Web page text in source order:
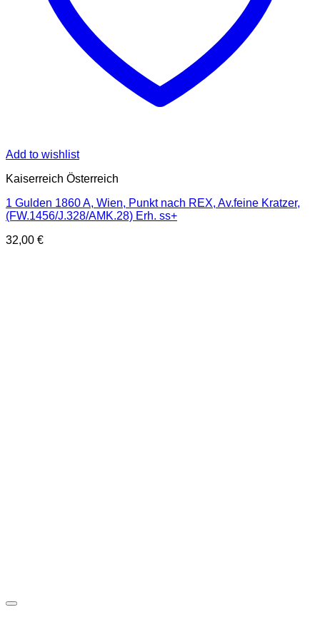
Add to wishlist
Kaiserreich Österreich
1 Gulden 1860 A, Wien, Punkt nach REX, Av.feine Kratzer,
(FW.1456/J.328/AMK.28) Erh. ss+
32,00 €